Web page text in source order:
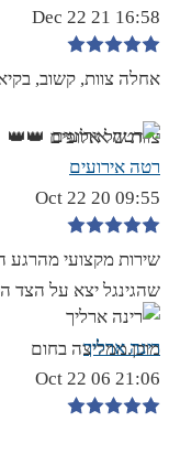
16:58 21 Dec 22
אחלה צוות, קשוב,
צוות של אלופים 👑👑
רטה אירועים
09:55 20 Oct 22
שירות מקצועי מהרגע
מוכן.ממליצה בחום
רינה ארליך
21:06 06 Oct 22